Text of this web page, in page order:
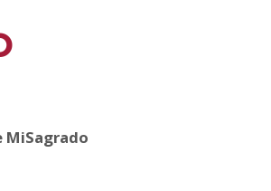
MiSagrado